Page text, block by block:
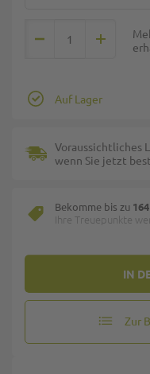
IN
Auf Lager
Voraussichtliches
wenn Sie jetzt
Bekomme bis zu
Ihre Treuepunkte
Zur